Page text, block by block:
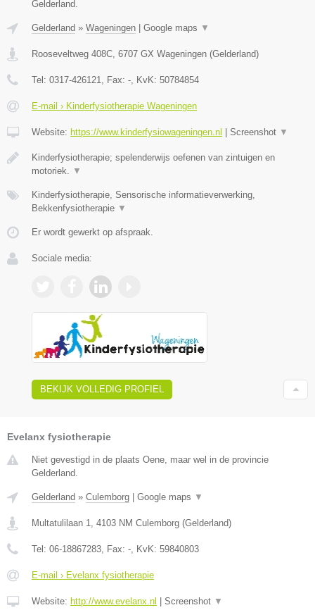
Gelderland.
Gelderland » Wageningen Google maps ▼
Rooseveltweg 408C, 6707 GX Wageningen (Gelderland)
Tel: 0317-426121, Fax: -, KvK: 50784854
E-mail › Kinderfysiotherapie Wageningen
Website: https://www.kinderfysiowageningen.nl Screenshot ▼
Kinderfysiotherapie; spelenderwijs oefenen van zintuigen en
motoriek. ▼
Kinderfysiotherapie, Sensorische informatieverwerking,
Bekkenfysiotherapie ▼
Er wordt gewerkt op afspraak.
Sociale media:
BEKIJK VOLLEDIG PROFIEL
Evelanx fysiotherapie
Niet gevestigd in de plaats Oene, maar wel in de provincie
Gelderland.
Gelderland » Culemborg | Google maps ▼
Multatulilaan 1 4103 NM Culemborg (Gelderland)
Tel: 06-18867283 , Fax: - , KvK: 59840803
E-mail › Evelanx fysiotherapie
Website: http://www.evelanx.nl | Screenshot ▼